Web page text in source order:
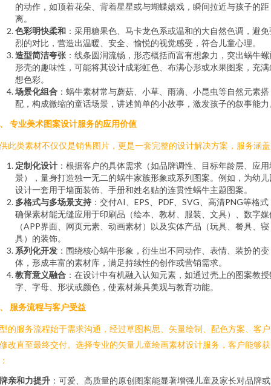
的动作，如顶着花朵、背着星星或与蝴蝶嬉戏，瞬间拉近与孩子的距
离。
色彩明快柔和 ：采用糖果色、马卡龙色系或温和的大自然色调，避免
烈的对比，营造出温暖、安全、愉悦的视觉感受，符合儿童心理。
造型简洁夸张 ：线条圆润流畅，形态概括而富有想象力，突出蜗牛螺
形壳的趣味性，可能将其设计成彩虹色、布满心形或水果图案，充满
想色彩。
场景化组合 ：蜗牛素材常与蘑菇、小草、雨滴、小昆虫等自然元素搭
配，构成微缩的童话场景，讲述简单的小故事，激发孩子的叙事能力
专业美术图案设计服务的应用价值
此类素材不仅仅是销售图片，更是一套完整的设计解决方案，服务涵
定制化设计 ：根据客户的具体需求（如品牌调性、目标年龄层、应用
景），量身打造独一无二的蜗牛家族形象或系列图案。例如，为幼儿
设计一套用于墙面装饰、手册和姓名贴的连贯性蜗牛主题图案。
多格式与多场景支持 ：交付AI、EPS、PDF、SVG、高清PNG等格式
确保素材能无缝应用于印刷品（绘本、教材、服装、文具）、数字媒
（APP界面、网页元素、动画素材）以及实体产品（玩具、餐具、寝
具）的装饰。
系列化开发 ：围绕核心蜗牛形象，衍生出不同动作、表情、装扮的变
体，形成丰富的素材库，满足持续性的创作或营销需求。
教育意义融合 ：在设计中有机融入认知元素，如通过壳上的图案教授
字、字母、形状或颜色，使素材兼具美观与教育功能。
服务流程与客户受益
的服务流程始于需求沟通，经过草图构思、矢量绘制、配色方案、客
改直至最终交付。选择专业的矢量儿童绘画素材设计服务，客户能够获
亲和力提升 ：可爱、高质量的原创图案能显著增强儿童及家长对品牌